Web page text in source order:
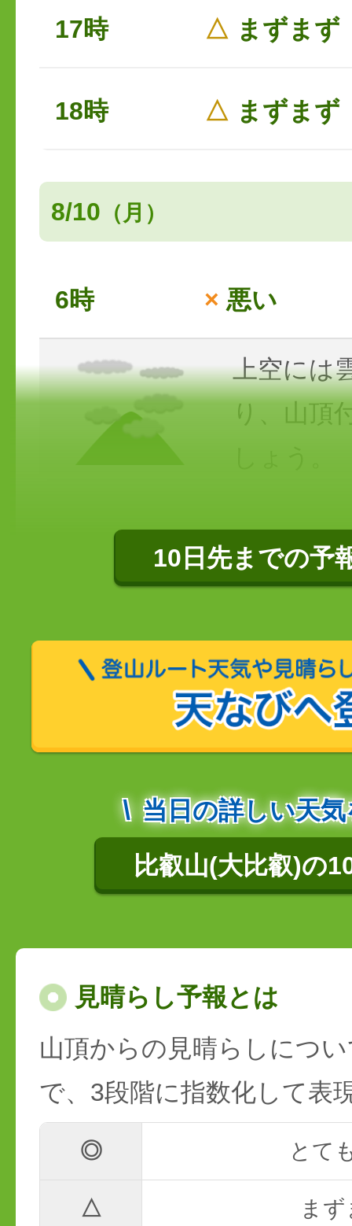
17時 △ まずまず
18時 △ まずまず
8/10 （月）
6時 × 悪い
上空には
り、山頂
10日先までの予
当日の詳しい天
比叡山(大比叡)の
見晴らし予報とは
山頂からの見晴らしにつ
で、3段階に指数化して表
◎ とて
△ ま